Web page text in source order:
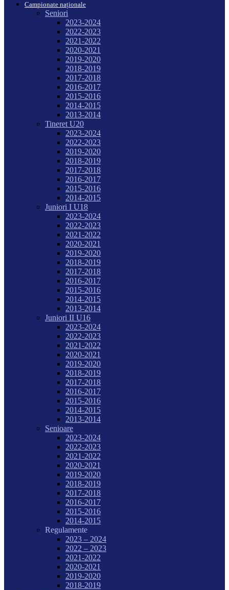
Campionate naționale
Seniori
2023-2024
2022-2023
2021-2022
2020-2021
2019-2020
2018-2019
2017-2018
2016-2017
2015-2016
2014-2015
2013-2014
Tineret U20
2023-2024
2022-2023
2019-2020
2018-2019
2017-2018
2016-2017
2015-2016
2014-2015
Juniori I U18
2023-2024
2022-2023
2021-2022
2020-2021
2019-2020
2018-2019
2017-2018
2016-2017
2015-2016
2014-2015
2013-2014
Juniori II U16
2023-2024
2022-2023
2021-2022
2020-2021
2019-2020
2018-2019
2017-2018
2016-2017
2015-2016
2014-2015
2013-2014
Senioare
2023-2024
2022-2023
2021-2022
2020-2021
2019-2020
2018-2019
2017-2018
2016-2017
2015-2016
2014-2015
Regulamente
2023 – 2024
2022 – 2023
2021-2022
2020-2021
2019-2020
2018-2019